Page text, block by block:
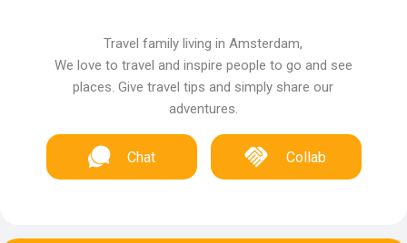
Travel family living in Amsterdam,
We love to travel and inspire people to go and see
places. Give travel tips and simply share our
adventures.
Chat Collab